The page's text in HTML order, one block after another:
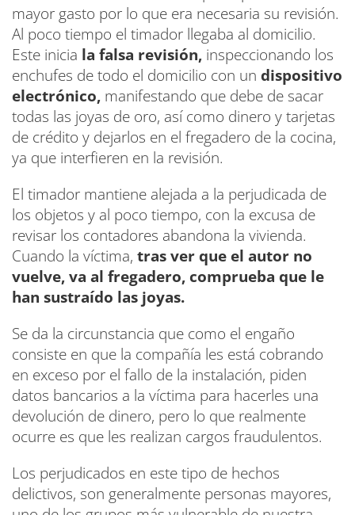
mayor gasto por lo que era necesaria su revisión.
Al poco tiempo el timador llegaba al domicilio.
Este inicia la falsa revisión, inspeccionando los
enchufes de todo el domicilio con un dispositivo
electrónico, manifestando que debe de sacar
todas las joyas de oro, así como dinero y tarjetas
de crédito y dejarlos en el fregadero de la cocina,
ya que interfieren en la revisión.
El timador mantiene alejada a la perjudicada de
los objetos y al poco tiempo, con la excusa de
revisar los contadores abandona la vivienda.
Cuando la víctima, tras ver que el autor no
vuelve, va al fregadero, comprueba que le
han sustraído las joyas.
Se da la circunstancia que como el engaño
consiste en que la compañía les está cobrando
en exceso por el fallo de la instalación, piden
datos bancarios a la víctima para hacerles una
devolución de dinero, pero lo que realmente
ocurre es que les realizan cargos fraudulentos.
Los perjudicados en este tipo de hechos
delictivos, son generalmente personas mayores,